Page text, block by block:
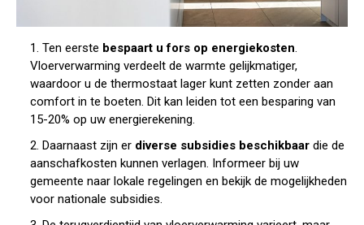
1. Ten eerste bespaart u fors op energiekosten.
Vloerverwarming verdeelt de warmte gelijkmatiger,
waardoor u de thermostaat lager kunt zetten zonder aan
comfort in te boeten. Dit kan leiden tot een besparing van
15-20% op uw energierekening.
2. Daarnaast zijn er diverse subsidies beschikbaar die de
aanschafkosten kunnen verlagen. Informeer bij uw
gemeente naar lokale regelingen en bekijk de mogelijkheden
voor nationale subsidies.